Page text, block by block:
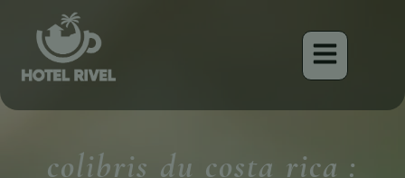
colibris du costa rica :